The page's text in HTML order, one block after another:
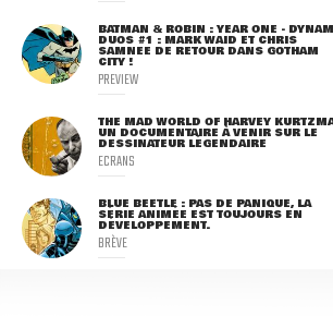
BATMAN & ROBIN : YEAR ONE -
DUOS #1 : MARK WAID ET CHRIS
SAMNEE DE RETOUR DANS GOTHAM
CITY !
PREVIEW
THE MAD WORLD OF HARVEY
UN DOCUMENTAIRE À VENIR SUR LE
DESSINATEUR LÉGENDAIRE
ECRANS
BLUE BEETLE : PAS DE PANIQUE, LA
SÉRIE ANIMÉE EST TOUJOURS EN
DÉVELOPPEMENT.
BRÈVE